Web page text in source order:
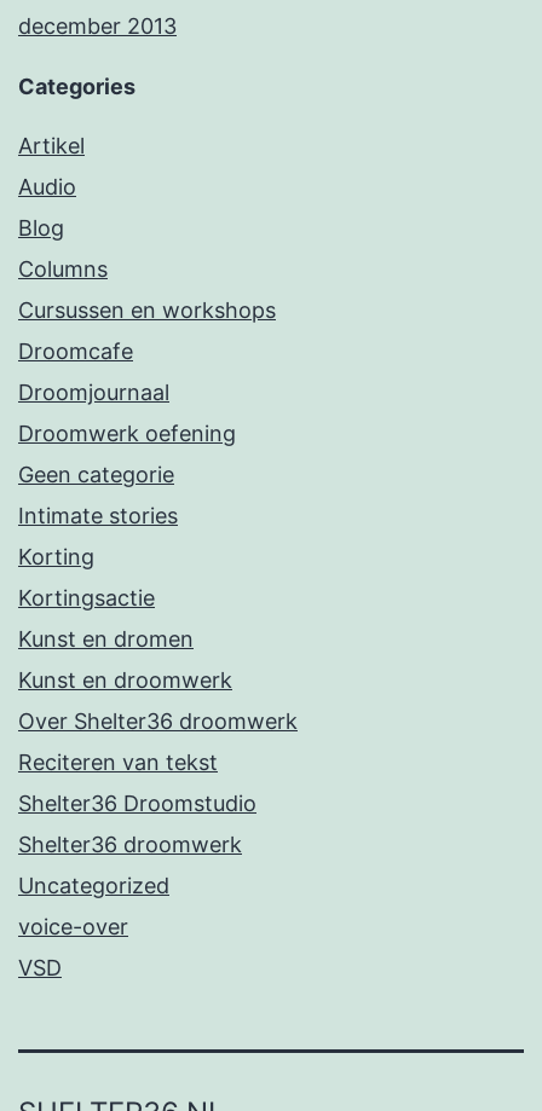
december 2013
Categories
Artikel
Audio
Blog
Columns
Cursussen en workshops
Droomcafe
Droomjournaal
Droomwerk oefening
Geen categorie
Intimate stories
Korting
Kortingsactie
Kunst en dromen
Kunst en droomwerk
Over Shelter36 droomwerk
Reciteren van tekst
Shelter36 Droomstudio
Shelter36 droomwerk
Uncategorized
voice-over
VSD